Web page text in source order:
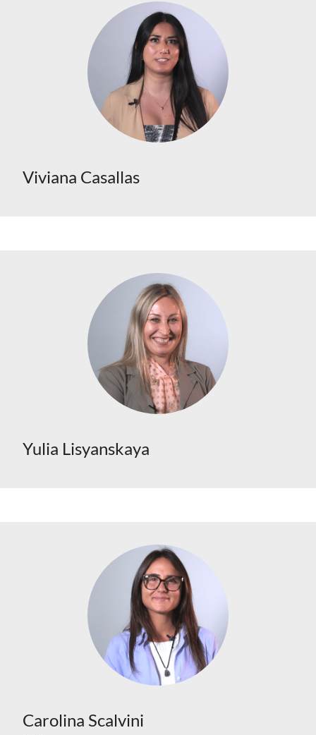
Viviana Casallas
Yulia Lisyanskaya
Carolina Scalvini